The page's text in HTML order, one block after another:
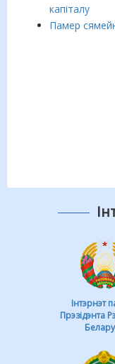
капіталу
Памер
Інтэрнэт
Прэзідэнта